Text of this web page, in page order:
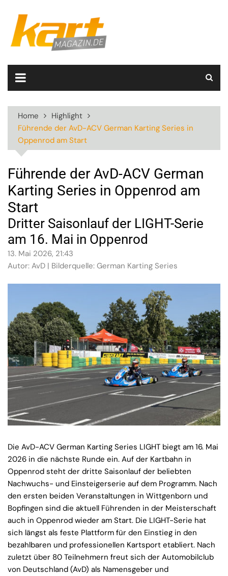
content
Home
Highlight
Führende der AvD-ACV German Karting Series in
Oppenrod am Start
Führende der AvD-ACV German
Karting Series in Oppenrod am
Start
Dritter Saisonlauf der LIGHT-Serie
am 16. Mai in Oppenrod
13. Mai 2026, 21:43
Autor: AvD | Bilderquelle: German Karting Series
Die AvD-ACV German Karting Series LIGHT biegt am 16. Mai
2026 in die nächste Runde ein. Auf der Kartbahn in
Oppenrod steht der dritte Saisonlauf der beliebten
Nachwuchs- und Einsteigerserie auf dem Programm. Nach
den ersten beiden Veranstaltungen in Wittgenborn und
Bopfingen sind die aktuell Führenden in der Meisterschaft
auch in Oppenrod wieder am Start. Die LIGHT-Serie hat
sich längst als feste Plattform für den Einstieg in den
bezahlbaren und professionellen Kartsport etabliert. Nach
zuletzt über 80 Teilnehmern freut sich der Automobilclub
von Deutschland (AvD) als Namensgeber und